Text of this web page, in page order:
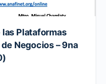
Plataformas
Negocios – 9na